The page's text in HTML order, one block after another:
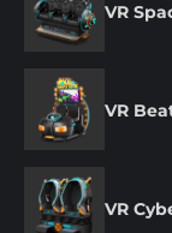
VR
VR
VR